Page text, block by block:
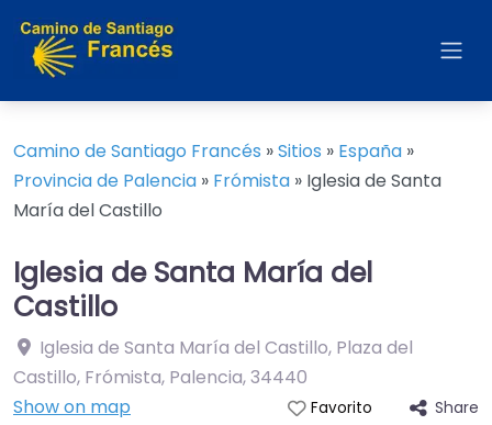
Camino de Santiago Francés »Sitios » España »
Provincia de Palencia » Frómista » Iglesia de Santa
María del Castillo
Iglesia de Santa María del
Castillo
Iglesia de Santa María del Castillo, Plaza del
Castillo, Frómista, Palencia,34440
Show on map
Favorito Share